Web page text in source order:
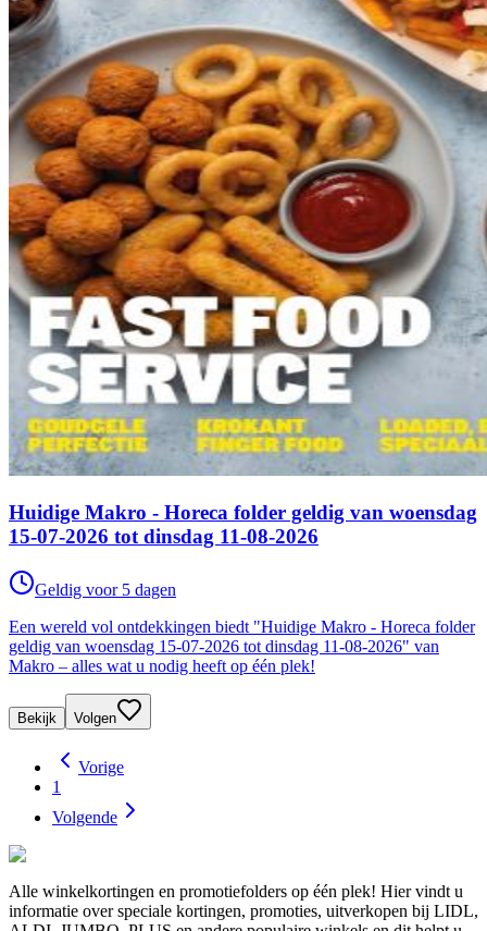
Huidige Makro - Horeca folder geldig van woensdag
15-07-2026 tot dinsdag 11-08-2026
Geldig voor 5 dagen
Een wereld vol ontdekkingen biedt "Huidige Makro - Horeca folder
geldig van woensdag 15-07-2026 tot dinsdag 11-08-2026" van
Makro – alles wat u nodig heeft op één plek!
Bekijk Volgen
Vorige
1
Volgende
Alle winkelkortingen en promotiefolders op één plek! Hier vindt u
informatie over speciale kortingen, promoties, uitverkopen bij LIDL,